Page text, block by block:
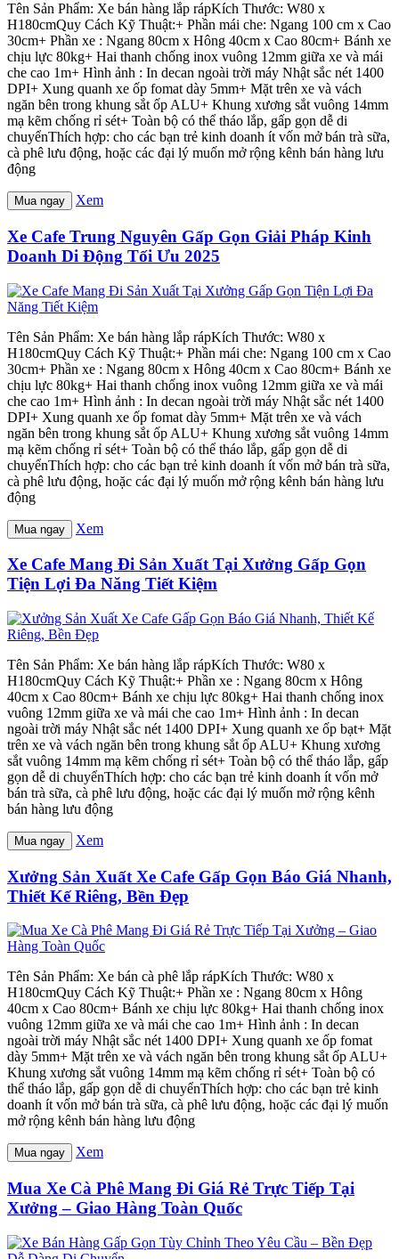
Tên Sản Phẩm: Xe bán hàng lắp rápKích Thước: W80 x
H180cmQuy Cách Kỹ Thuật:+ Phần mái che: Ngang 100 cm x Cao
30cm+ Phần xe : Ngang 80cm x Hông 40cm x Cao 80cm+ Bánh xe
chịu lực 80kg+ Hai thanh chống inox vuông 12mm giữa xe và mái
che cao 1m+ Hình ảnh : In decan ngoài trời máy Nhật sắc nét 1400
DPI+ Xung quanh xe ốp fomat dày 5mm+ Mặt trên xe và vách
ngăn bên trong khung sắt ốp ALU+ Khung xương sắt vuông 14mm
mạ kẽm chống rỉ sét+ Toàn bộ có thể tháo lắp, gấp gọn dễ di
chuyểnThích hợp: cho các bạn trẻ kinh doanh ít vốn mở bán trà sữa,
cà phê lưu động, hoặc các đại lý muốn mở rộng kênh bán hàng lưu
động
Mua ngay Xem
Xe Cafe Trung Nguyên Gấp Gọn Giải Pháp Kinh
Doanh Di Động Tối Ưu 2025
Tên Sản Phẩm: Xe bán hàng lắp rápKích Thước: W80 x
H180cmQuy Cách Kỹ Thuật:+ Phần mái che: Ngang 100 cm x Cao
30cm+ Phần xe : Ngang 80cm x Hông 40cm x Cao 80cm+ Bánh xe
chịu lực 80kg+ Hai thanh chống inox vuông 12mm giữa xe và mái
che cao 1m+ Hình ảnh : In decan ngoài trời máy Nhật sắc nét 1400
DPI+ Xung quanh xe ốp fomat dày 5mm+ Mặt trên xe và vách
ngăn bên trong khung sắt ốp ALU+ Khung xương sắt vuông 14mm
mạ kẽm chống rỉ sét+ Toàn bộ có thể tháo lắp, gấp gọn dễ di
chuyểnThích hợp: cho các bạn trẻ kinh doanh ít vốn mở bán trà sữa,
cà phê lưu động, hoặc các đại lý muốn mở rộng kênh bán hàng lưu
động
Mua ngay Xem
Xe Cafe Mang Đi Sản Xuất Tại Xưởng Gấp Gọn
Tiện Lợi Đa Năng Tiết Kiệm
Tên Sản Phẩm: Xe bán hàng lắp rápKích Thước: W80 x
H180cmQuy Cách Kỹ Thuật:+ Phần xe : Ngang 80cm x Hông
40cm x Cao 80cm+ Bánh xe chịu lực 80kg+ Hai thanh chống inox
vuông 12mm giữa xe và mái che cao 1m+ Hình ảnh : In decan
ngoài trời máy Nhật sắc nét 1400 DPI+ Xung quanh xe ốp bạt+ Mặt
trên xe và vách ngăn bên trong khung sắt ốp ALU+ Khung xương
sắt vuông 14mm mạ kẽm chống rỉ sét+ Toàn bộ có thể tháo lắp, gấp
gọn dễ di chuyểnThích hợp: cho các bạn trẻ kinh doanh ít vốn mở
bán trà sữa, cà phê lưu động, hoặc các đại lý muốn mở rộng kênh
bán hàng lưu động
Mua ngay Xem
Xưởng Sản Xuất Xe Cafe Gấp Gọn Báo Giá Nhanh,
Thiết Kế Riêng, Bền Đẹp
Tên Sản Phẩm: Xe bán cà phê lắp rápKích Thước: W80 x
H180cmQuy Cách Kỹ Thuật:+ Phần xe : Ngang 80cm x Hông
40cm x Cao 80cm+ Bánh xe chịu lực 80kg+ Hai thanh chống inox
vuông 12mm giữa xe và mái che cao 1m+ Hình ảnh : In decan
ngoài trời máy Nhật sắc nét 1400 DPI+ Xung quanh xe ốp fomat
dày 5mm+ Mặt trên xe và vách ngăn bên trong khung sắt ốp ALU+
Khung xương sắt vuông 14mm mạ kẽm chống rỉ sét+ Toàn bộ có
thể tháo lắp, gấp gọn dễ di chuyểnThích hợp: cho các bạn trẻ kinh
doanh ít vốn mở bán trà sữa, cà phê lưu động, hoặc các đại lý muốn
mở rộng kênh bán hàng lưu động
Mua ngay Xem
Mua Xe Cà Phê Mang Đi Giá Rẻ Trực Tiếp Tại
Xưởng – Giao Hàng Toàn Quốc